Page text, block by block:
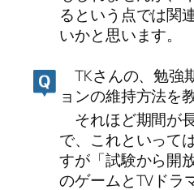
るという点では関
いかと思います。
TKさんの、勉強
ョンの維持方法を
それほど期間が
で、これといって
すが「試験から開
のゲームとTVドラ